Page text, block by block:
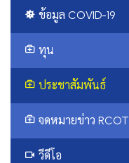
ข้อมูล COVID-19
ทุน
ประชาสัมพันธ์
จดหมายข่าว RCOT
วีดีโอ